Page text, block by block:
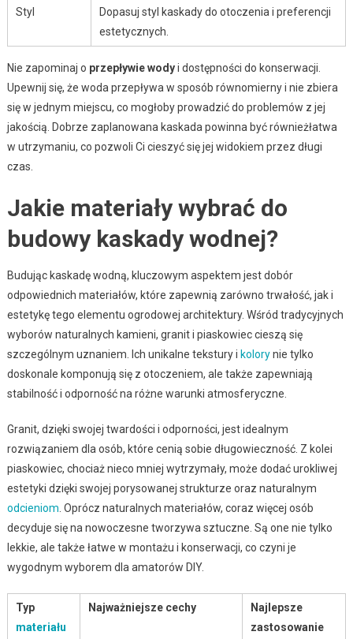
Styl
Dopasuj styl kaskady do otoczenia i preferencji
estetycznych.
Nie zapominaj o przepływie wodyi dostępności do konserwacji.
Upewnij się, że woda przepływa w sposób równomierny i nie zbiera
się w jednym miejscu, co mogłoby prowadzić do problemów z jej
jakością. Dobrze zaplanowana kaskada powinna być równieżłatwa
w utrzymaniu, co pozwoli Ci cieszyć się jej widokiem przez długi
czas.
Jakie materiały wybrać do
budowy kaskady wodnej?
Budując kaskadę wodną, kluczowym aspektem jest dobór
odpowiednich materiałów, które zapewnią zarówno trwałość, jak i
estetykę tego elementu ogrodowej architektury. Wśród tradycyjnych
wyborów naturalnych kamieni, granit i piaskowiec cieszą się
szczególnym uznaniem. Ich unikalne tekstury i kolorynie tylko
doskonale komponują się z otoczeniem, ale także zapewniają
stabilność i odporność na różne warunki atmosferyczne.
Granit, dzięki swojej twardości i odporności, jest idealnym
rozwiązaniem dla osób, które cenią sobie długowieczność. Z kolei
piaskowiec, chociaż nieco mniej wytrzymały, może dodać urokliwej
estetyki dzięki swojej porysowanej strukturze oraz naturalnym
odcieniom . Oprócz naturalnych materiałów, coraz więcej osób
decyduje się na nowoczesne tworzywa sztuczne. Są one nie tylko
lekkie, ale także łatwe w montażu i konserwacji, co czyni je
wygodnym wyborem dla amatorów DIY.
Typ
materiału
Najważniejsze cechy
Najlepsze
zastosowanie